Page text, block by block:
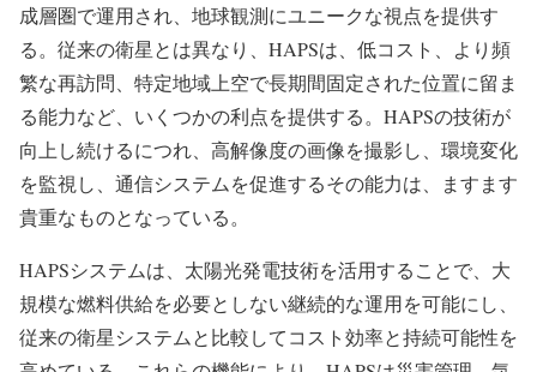
成層圏で運用され、地球観測にユニークな視点を提供す
る。従来の衛星とは異なり、HAPSは、低コスト、より頻
繁な再訪問、特定地域上空で長期間固定された位置に留ま
る能力など、いくつかの利点を提供する。HAPSの技術が
向上し続けるにつれ、高解像度の画像を撮影し、環境変化
を監視し、通信システムを促進するその能力は、ますます
貴重なものとなっている。
HAPSシステムは、太陽光発電技術を活用することで、大
規模な燃料供給を必要としない継続的な運用を可能にし、
従来の衛星システムと比較してコスト効率と持続可能性を